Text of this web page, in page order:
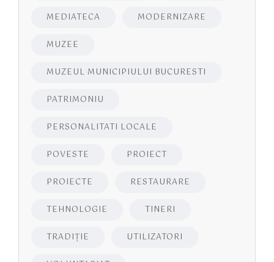
MEDIATECA MODERNIZARE
MUZEE
MUZEUL MUNICIPIULUI BUCURESTI
PATRIMONIU
PERSONALITATI LOCALE
POVESTE PROIECT
PROIECTE RESTAURARE
TEHNOLOGIE TINERI
TRADIȚIE UTILIZATORI